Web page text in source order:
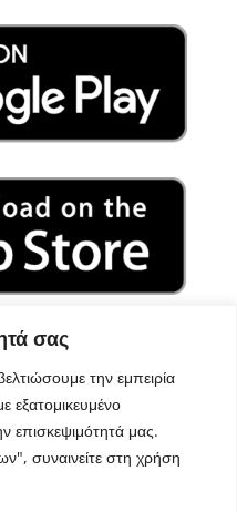
σας
την εμπειρία
εξατομικευμένο
επισκεψιμότητά μας.
συναινείτε στη χρήση